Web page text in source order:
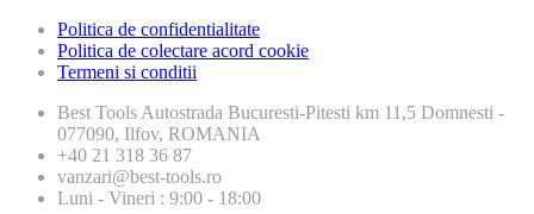
Politica de confidentialitate
Politica de colectare acord cookie
Termeni si conditii
Best ToolsAutostrada Bucuresti-Pitesti km 11,5 Domnesti -
077090, Ilfov, ROMANIA
+40 21 318 36 87
vanzari@best-tools.ro
Luni - Vineri : 9:00 - 18:00